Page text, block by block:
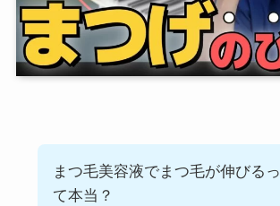
まつ毛美容液でまつ毛が伸びるっ
て本当？